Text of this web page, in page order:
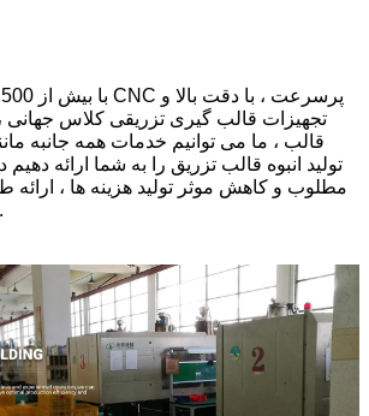
قالب ، ما می توانیم خدمات همه جانبه
تولید انبوه قالب تزریق را به شما ارائه دهیم
مطلوب و کاهش موثر تولید هزینه ها ،
های تولید انبوه سریع.